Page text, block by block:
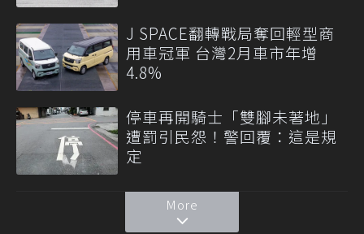
J SPACE翻轉戰局奪回輕型商
用車冠軍 台灣2月車市年增
4.8%
停車再開騎士「雙腳未著地」
遭罰引民怨！警回覆：這是規
定
More